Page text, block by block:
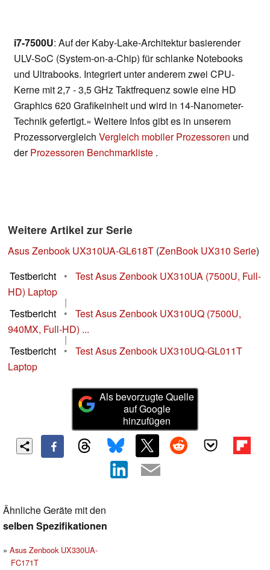
i7-7500U: Auf der Kaby-Lake-Architektur basierender
ULV-SoC (System-on-a-Chip) für schlanke Notebooks
und Ultrabooks. Integriert unter anderem zwei CPU-
Kerne mit 2,7 - 3,5 GHz Taktfrequenz sowie eine HD
Graphics 620 Grafikeinheit und wird in 14-Nanometer-
Technik gefertigt.» Weitere Infos gibt es in unserem
Prozessorvergleich Vergleich mobiler Prozessoren und
derProzessoren Benchmarkliste .
Weitere Artikel zur Serie
Asus Zenbook UX310UA-GL618T (ZenBook UX310 Serie)
Testbericht
•
Test Asus Zenbook UX310UA (7500U, Full-
HD) Laptop
|
Testbericht
•
Test Asus Zenbook UX310UQ (7500U,
940MX, Full-HD) ...
|
Testbericht
•
Test Asus Zenbook UX310UQ-GL011T
Laptop
Als bevorzugte Quelle
auf Google
hinzufügen
Ähnliche Geräte mit den
selben Spezifikationen
Asus Zenbook UX330UA-
FC171T